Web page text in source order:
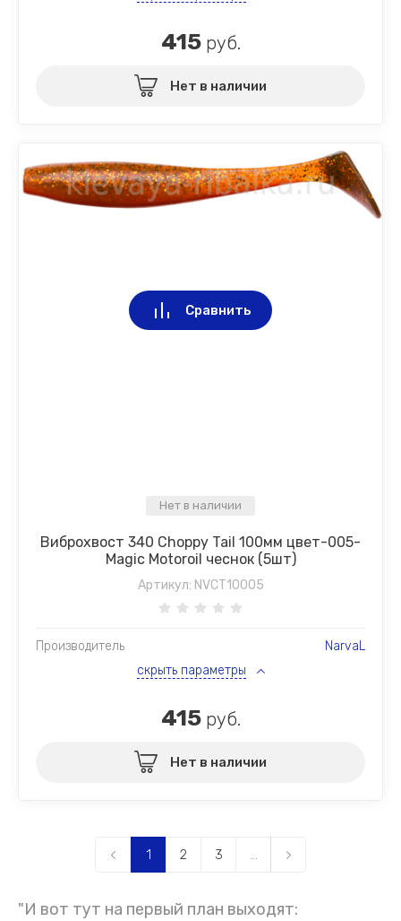
415руб.
Нет в наличии
Нет в наличии
Виброхвост 340 Choppy Tail 100мм цвет-005-
Magic Motoroil чеснок (5шт)
Артикул: NVCT10005
Производитель
NarvaL
скрыть параметры
Сравнить
415руб.
Нет в наличии
1 2 3 ...
"И вот тут на первый план выходят: